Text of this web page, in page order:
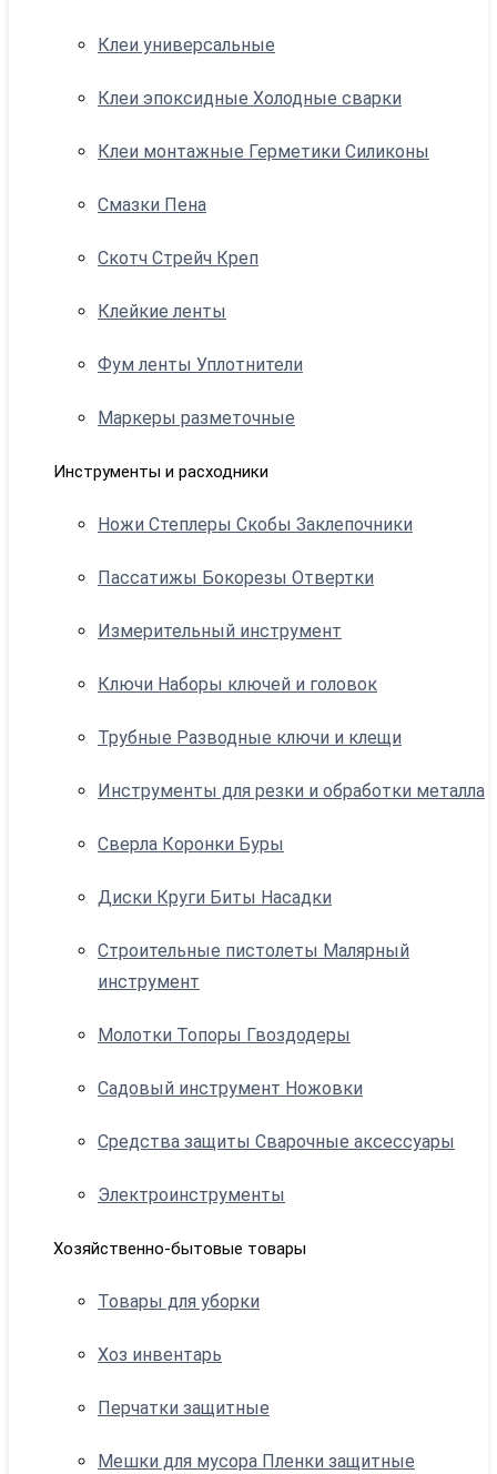
Клеи универсальные
Клеи эпоксидные Холодные сварки
Клеи монтажные Герметики Силиконы
Смазки Пена
Скотч Стрейч Креп
Клейкие ленты
Фум ленты Уплотнители
Маркеры разметочные
Инструменты и расходники
Ножи Степлеры Скобы Заклепочники
Пассатижы Бокорезы Отвертки
Измерительный инструмент
Ключи Наборы ключей и головок
Трубные Разводные ключи и клещи
Инструменты для резки и обработки металла
Сверла Коронки Буры
Диски Круги Биты Насадки
Строительные пистолеты Малярный
инструмент
Молотки Топоры Гвоздодеры
Садовый инструмент Ножовки
Средства защиты Сварочные аксессуары
Электроинструменты
Хозяйственно-бытовые товары
Товары для уборки
Хоз инвентарь
Перчатки защитные
Мешки для мусора Пленки защитные